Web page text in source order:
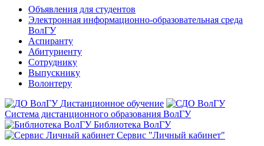
Объявления для студентов
Электронная информационно-образовательная среда
ВолГУ
Аспиранту
Абитуриенту
Сотруднику
Выпускнику
Волонтеру
Дистанционное обучение
Система дистанционного образования ВолГУ
Библиотека ВолГУ
Сервис "Личный кабинет"